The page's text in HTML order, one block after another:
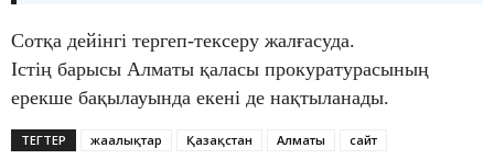
Сотқа дейінгі тергеп-тексеру жалғасуда.
Істің барысы Алматы қаласы прокуратурасының
ерекше бақылауында екені де нақтыланады.
ТЕГТЕР жаңалықтар Қазақстан Алматы сайт